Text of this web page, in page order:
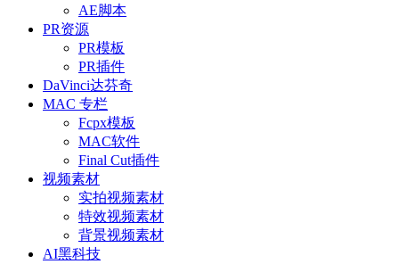
AE脚本
PR资源
PR模板
PR插件
DaVinci达芬奇
MAC 专栏
Fcpx模板
MAC软件
Final Cut插件
视频素材
实拍视频素材
特效视频素材
背景视频素材
AI黑科技